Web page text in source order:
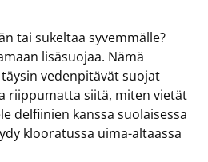
tai sukeltaa syvemmälle?
lisäsuojaa. Nämä
vedenpitävät suojat
riippumatta siitä, miten vietät
delfiinien kanssa suolaisessa
klooratussa uima-altaassa